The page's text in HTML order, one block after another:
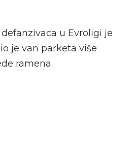
u Evroligi je
je van parketa više
ramena.